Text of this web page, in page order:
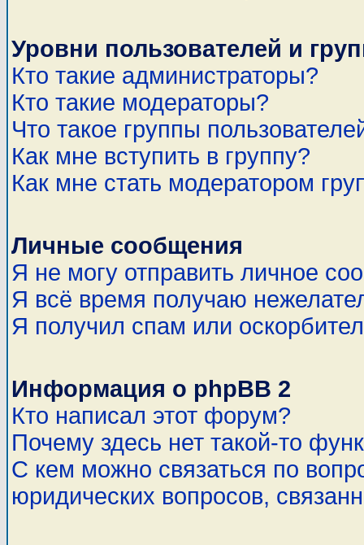
Уровни пользователей и
Кто такие администраторы?
Кто такие модераторы?
Что такое группы
Как мне вступить в группу?
Как мне стать модератором
Личные сообщения
Я не могу отправить личное
Я всё время получаю
Я получил спам или
Информация о phpBB 2
Кто написал этот форум?
Почему здесь нет такой-то
С кем можно связаться по
юридических вопросов,